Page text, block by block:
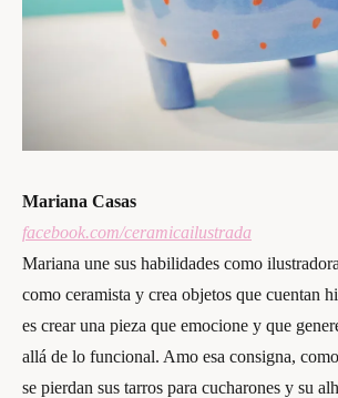
Mariana Casas
facebook.com/ceramicailustrada
Mariana une sus habilidades como
como ceramista y crea objetos que cuentan
es crear una pieza que emocione y que
allá de lo funcional. Amo esa consigna,
se pierdan sus tarros para cucharones y su